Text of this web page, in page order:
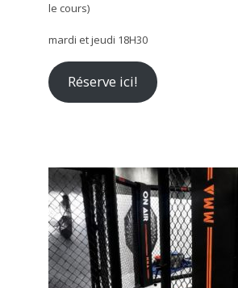
le cours)
mardi et jeudi 18H30
Réserve ici!